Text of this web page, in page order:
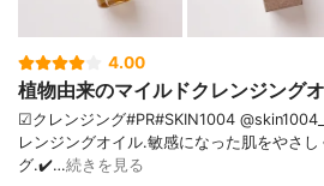
4.00
植物由来のマイルドクレンジング
☑クレンジング#PR#SKIN1004
レンジングオイル.敏感になった肌をやさ
グ.✔️…続きを見る